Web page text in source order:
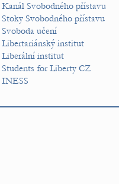
Kanál Svobodného přístavu
Stoky Svobodného přístavu
Svoboda učení
Libertariánský institut
Liberální institut
Students for Liberty CZ
INESS